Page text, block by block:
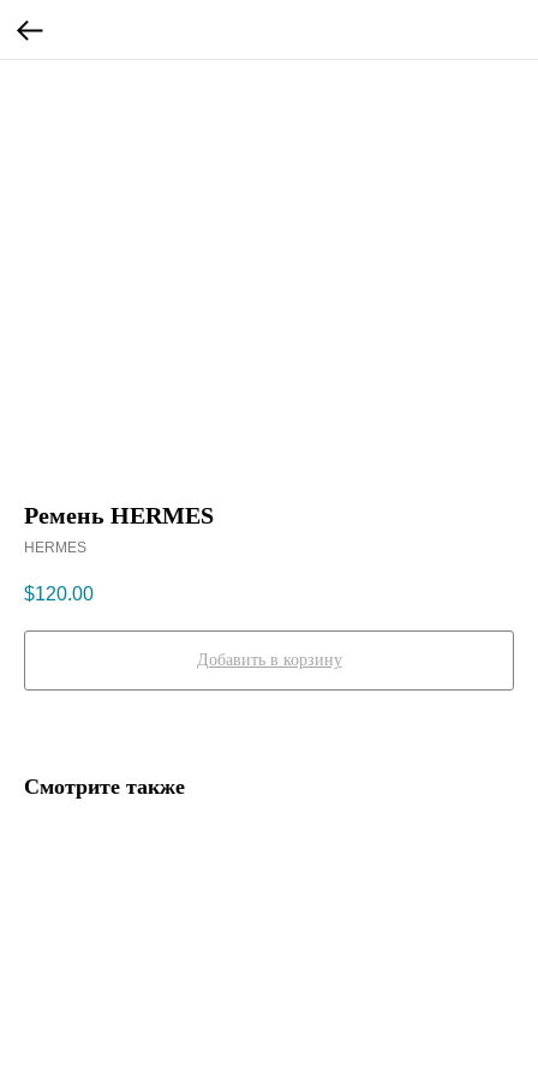
Ремень HERMES
HERMES
$120.00
Добавить в корзину
Смотрите также